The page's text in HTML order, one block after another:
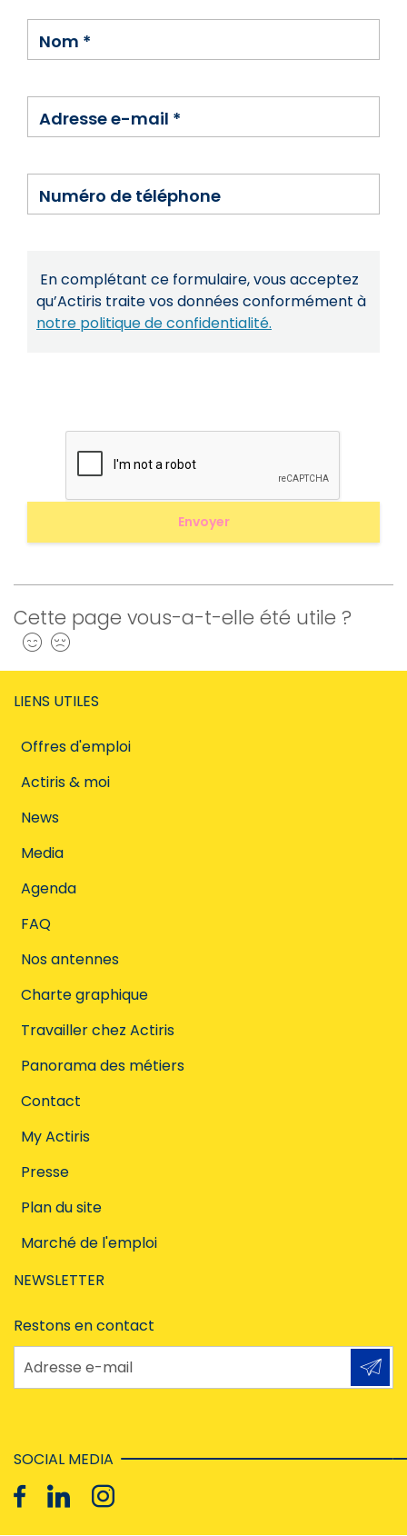
Nom *
Adresse e-mail *
Numéro de téléphone
En complétant ce formulaire, vous acceptez
qu’Actiris traite vos données conformément à
notre politique de confidentialité.
Cette page vous-a-t-elle été utile ?
Oui
LIENS UTILES
Offres d'emploi
Actiris & moi
News
Media
Agenda
FAQ
Nos antennes
Charte graphique
Travailler chez Actiris
Panorama des métiers
Contact
My Actiris
Presse
Plan du site
Marché de l'emploi
NEWSLETTER
Restons en contact
Adresse e-mail
SOCIAL MEDIA